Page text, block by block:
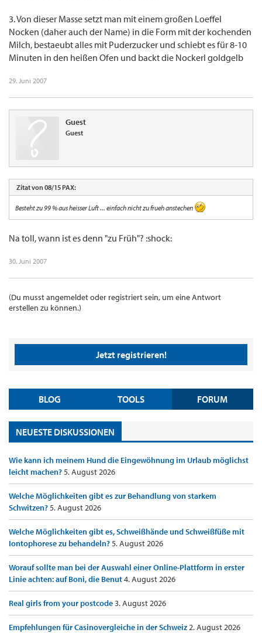
3. Von dieser Masse setzt man mit einem großen Loeffel
Nocken (daher auch der Name) in die Form mit der kochenden
Milch, bestaeubt alles mit Puderzucker und schiebt es für 8-10
Minuten in den heißen Ofen und backt die Nockerl goldgelb
29. Juni 2007
Guest
Guest
Zitat von 08/15 PAX:
Besteht zu 99 % aus heisser Luft ... einfach nicht zu frueh anstechen
Na toll, wann ist es denn "zu Früh"? :shock:
30. Juni 2007
(Du musst angemeldet oder registriert sein, um eine Antwort
erstellen zu können.)
Jetzt registrieren!
BLOG TOOLS FORUM
NEUESTE DISKUSSIONEN
Wie kann ich meinem Hund die Eingewöhnung im Urlaub möglichst
leicht machen?5. August 2026
Welche Möglichkeiten gibt es zur Behandlung von starkem
Schwitzen?5. August 2026
Welche Möglichkeiten gibt es, Schweißhände und Schweißfüße mit
Iontophorese zu behandeln?5. August 2026
Worauf sollte man bei der Auswahl einer Online-Plattform in erster
Linie achten: auf Boni, die Benut4. August 2026
Real girls from your postcode3. August 2026
Empfehlungen für Casinovergleiche in der Schweiz2. August 2026